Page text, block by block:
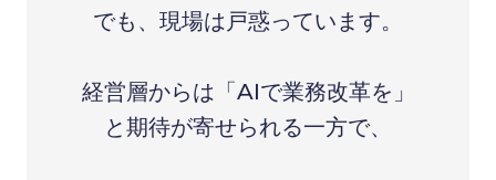
でも、現場は戸惑っています。
経営層からは「AIで業務改革を」
と期待が寄せられる一方で、